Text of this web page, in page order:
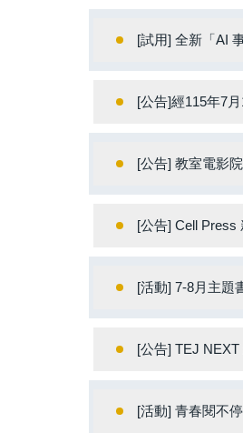
[試用] 全新「AI
[公告]經115年7
[公告] 教室電影
[公告] Cell Press
[活動] 7-8月主題
[公告] TEJ NEXT
[活動] 青春閱不